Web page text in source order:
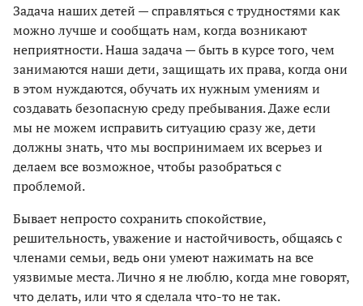
Задача наших детей — справляться с трудностями как
можно лучше и сообщать нам, когда возникают
неприятности. Наша задача — быть в курсе того, чем
занимаются наши дети, защищать их права, когда они
в этом нуждаются, обучать их нужным умениям и
создавать безопасную среду пребывания. Даже если
мы не можем исправить ситуацию сразу же, дети
должны знать, что мы воспринимаем их всерьез и
делаем все возможное, чтобы разобраться с
проблемой.
Бывает непросто сохранить спокойствие,
решительность, уважение и настойчивость, общаясь с
членами семьи, ведь они умеют нажимать на все
уязвимые места. Лично я не люблю, когда мне говорят,
что делать, или что я сделала что-то не так.